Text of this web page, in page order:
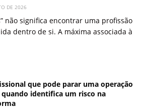
DE 2026
não significa encontrar uma profissão
dentro de si. A máxima associada à
que pode parar uma operação
identifica um risco na